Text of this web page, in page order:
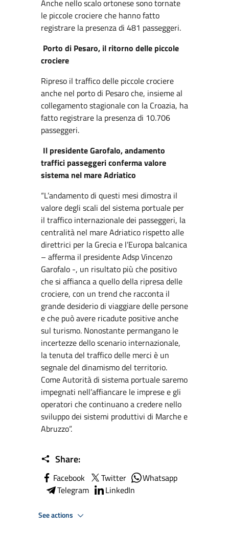
Anche nello scalo ortonese sono tornate
le piccole crociere che hanno fatto
registrare la presenza di 481 passeggeri.
Porto di Pesaro, il ritorno delle piccole
crociere
Ripreso il traffico delle piccole crociere
anche nel porto di Pesaro che, insieme al
collegamento stagionale con la Croazia, ha
fatto registrare la presenza di 10.706
passeggeri.
Il presidente Garofalo, andamento
traffici passeggeri conferma valore
sistema nel mare Adriatico
“L’andamento di questi mesi dimostra il
valore degli scali del sistema portuale per
il traffico internazionale dei passeggeri, la
centralità nel mare Adriatico rispetto alle
direttrici per la Grecia e l’Europa balcanica
– afferma il presidente Adsp Vincenzo
Garofalo -, un risultato più che positivo
che si affianca a quello della ripresa delle
crociere, con un trend che racconta il
grande desiderio di viaggiare delle persone
e che può avere ricadute positive anche
sul turismo. Nonostante permangano le
incertezze dello scenario internazionale,
la tenuta del traffico delle merci è un
segnale del dinamismo del territorio.
Come Autorità di sistema portuale saremo
impegnati nell’affiancare le imprese e gli
operatori che continuano a credere nello
sviluppo dei sistemi produttivi di Marche e
Abruzzo”.
Share:
Facebook Twitter
Whatsapp
Telegram
LinkedIn
See actions